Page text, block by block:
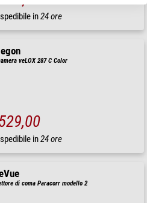
spedibile in24 ore
veLOX 287 C Color
spedibile in24 ore
di coma Paracorr modello 2